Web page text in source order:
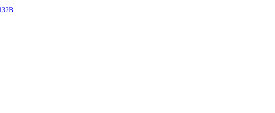
Konstrukcja oferowanego artykułu nie wymaga użycia dętki, jest to opona